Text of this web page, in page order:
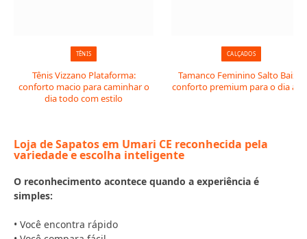
TÊNIS
Tênis Vizzano Plataforma:
conforto macio para caminhar o
dia todo com estilo
CALÇADOS
Tamanco Feminino Salto Baixo:
conforto premium para o dia a
Loja de Sapatos em Umari CE reconhecida pela
variedade e escolha inteligente
O reconhecimento acontece quando a experiência é
simples:
• Você encontra rápido